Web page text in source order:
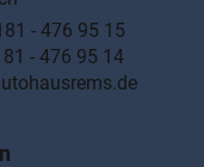
- 476 95 15
- 476 95 14